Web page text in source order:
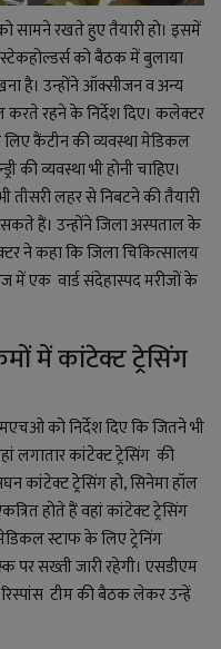
सामने रखते हुए तैयारी हो। इसमें
को बैठक में बुलाया
है। उन्होंने ऑक्सीजन व अन्य
करते रहने के निर्देश दिए। कलेक्टर
कैंटीन की व्यवस्था मेडिकल
की व्यवस्था भी होनी चाहिए।
तीसरी लहर से निबटने की तैयारी
हैं। उन्होंने जिला अस्पताल के
ने कहा कि जिला चिकित्सालय
में एक वार्ड संदेहास्पद मरीजों के
में कांटेक्ट ट्रेसिंग
को निर्देश दिए कि जितने भी
लगातार कांटेक्ट ट्रेसिंग की
कांटेक्ट ट्रेसिंग हो, सिनेमा हॉल
होते हैं वहां कांटेक्ट ट्रेसिंग
स्टाफ के लिए ट्रेनिंग
पर सख्ती जारी रहेगी। एसडीएम
टीम की बैठक लेकर उन्हें